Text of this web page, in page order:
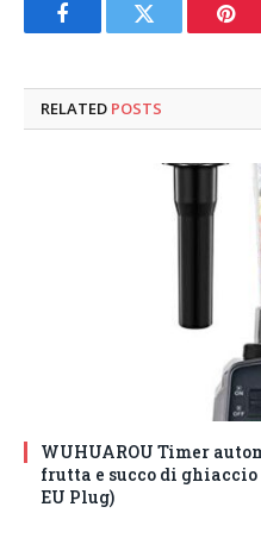
FacebookTwitter
RELATED POSTS
WUHUAROU Timer
frutta e succo di
EU Plug)